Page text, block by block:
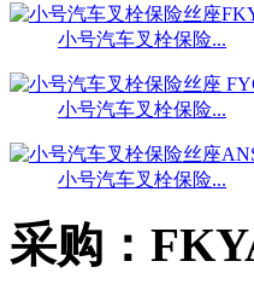
小号汽车叉栓保险...
小号汽车叉栓保险...
小号汽车叉栓保险...
采购：